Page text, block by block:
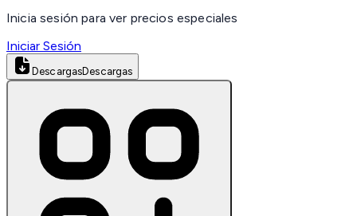
Inicia sesión para ver precios especiales
Iniciar Sesión
DescargasDescargas